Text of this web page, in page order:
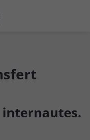
internautes.